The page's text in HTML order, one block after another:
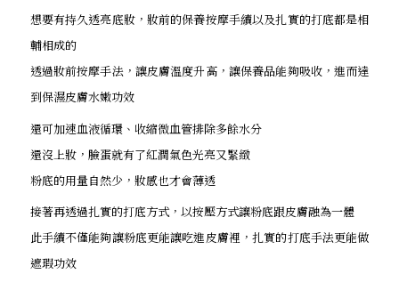
想要有持久透亮底妝，妝前的保養按摩手續以及扎實的打底都是相
輔相成的
透過妝前按摩手法，讓皮膚溫度升高，讓保養品能夠吸收，進而達
到保濕皮膚水嫩功效
還可加速血液循環、收縮微血管排除多餘水分
還沒上妝，臉蛋就有了紅潤氣色光亮又緊緻
粉底的用量自然少，妝感也才會薄透
接著再透過扎實的打底方式，以按壓方式讓粉底跟皮膚融為一體
此手續不僅能夠讓粉底更能讓吃進皮膚裡，扎實的打底手法更能做
遮瑕功效